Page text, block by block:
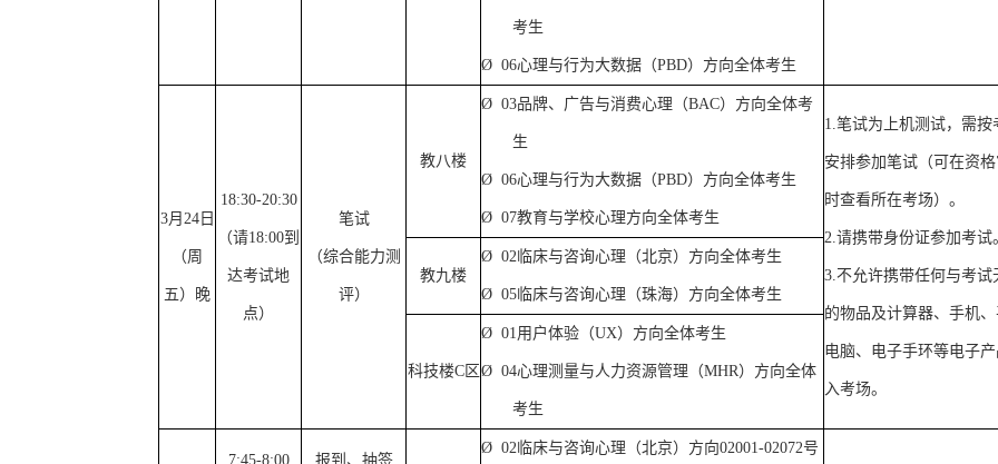
考生
Ø 06心理与行为大数据（PBD）方向全体考生
3月 24日
（周
五）晚
18:30-20:30
（请18:00到
达考试地
点）
笔试
（综合能力测
评）
教八楼
Ø 03品牌、广告与消费心理（BAC）方向全体考
生
Ø 06心理与行为大数据（PBD）方向全体考生
Ø 07教育与学校心理方向全体考生
1.笔试为上机测试，需按
安排参加笔试（可在资
时查看所在考场）。
2.请携带身份证参加考试
3.不允许携带任何与考试
的物品及计算器、手机
电脑、电子手环等电子
入考场。
教九楼
Ø 02 临床与咨询心理（北京）方向全体考生
Ø 05 临床与咨询心理（珠海）方向全体考生
科技楼C区
Ø 01用户体验（UX）方向全体考生
Ø 04心理测量与人力资源管理（MHR）方向全体
考生
7:45-8:00
报到、抽签
Ø 02 临床与咨询心理（北京）方向02001-02072号